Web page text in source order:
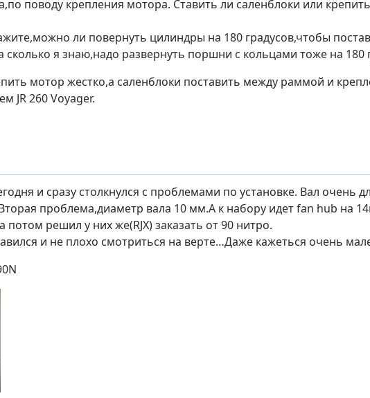
поводу крепления мотора. Ставить ли саленблоки или
ли повернуть цилиндры на 180 градусов,чтобы
сколько я знаю,надо развернуть поршни с кольцами тоже на 180
мотор жестко,а саленблоки поставить между раммой и
JR 260 Voyager.
и сразу столкнулся с проблемами по установке. Вал очень
проблема,диаметр вала 10 мм.А к набору идет fan hub на
решил у них же(RJX) заказать от 90 нитро.
и не плохо смотриться на верте…Даже кажеться очень